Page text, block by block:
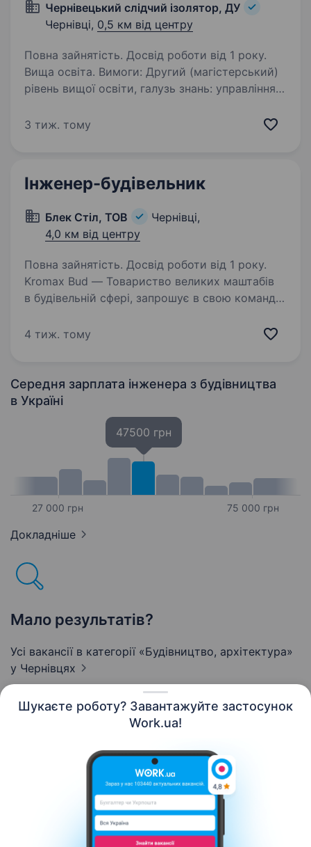
Шукаєте роботу? Завантажуйте застосунок
Work.ua!
Чернівецький слідчий ізолятор, ДУ
Чернівці, 0,5 км від центру
Повна зайнятість. Досвід роботи від 1 року.
Вища освіта. Вимоги: Другий (магістерський)
рівень вищої освіти, галузь знань: управління
072, 073, 075, 076), механічна інженерія (131,
3 тиж. тому
Інженер-будівельник
Блек Стіл, ТОВ
Чернівці,
4,0 км від центру
Повна зайнятість. Досвід роботи від 1 року.
Kromax Bud — Товариство великих маштабів
в будівельній сфері, запрошує в свою команду
та реалізації своїх можливостей Опис
4 тиж. тому
Середня зарплата інженера з будівництва
в Україні
27 000 грн
47500 грн
75 000 грн
Докладніше
Мало результатів?
Усі вакансії в категорії «Будівництво, архітектура»
у Чернівцях